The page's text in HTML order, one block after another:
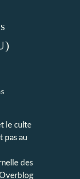
le culte
pas au
des